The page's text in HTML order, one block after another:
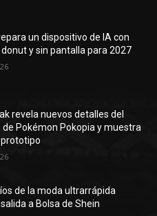
un dispositivo de IA con
y sin pantalla para 2027
revela nuevos detalles del
de Pokémon Pokopia y muestra
de la moda ultrarrápida
a Bolsa de Shein